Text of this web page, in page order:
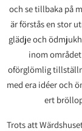
och se tillbaka på
är förstås en stor
glädje och
inom
oförglömlig
med era idéer och
ert
Trots att